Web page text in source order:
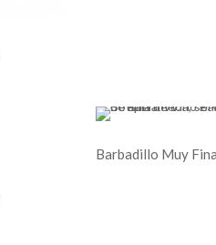
Barbadillo Muy